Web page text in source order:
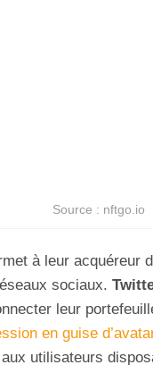
Source : nftgo.io
à leur acquéreur
sociaux.
leur
en guise
utilisateurs